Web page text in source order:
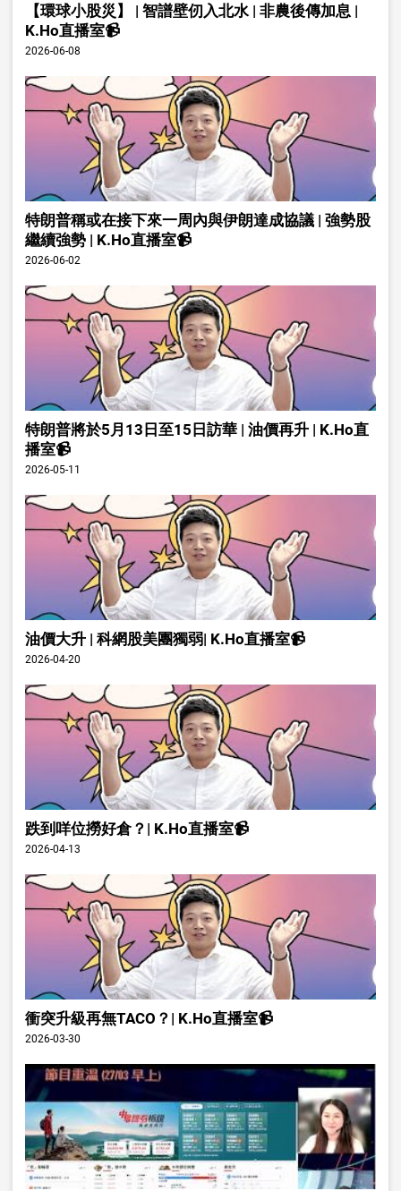
【環球小股災】 | 智譜壁仞入北水 | 非農後傳加息 |
K.Ho直播室📹
2026-06-08
特朗普稱或在接下來一周內與伊朗達成協議 | 強勢股
繼續強勢 | K.Ho直播室📹
2026-06-02
特朗普將於5月13日至15日訪華 | 油價再升 | K.Ho直
播室📹
2026-05-11
油價大升 | 科網股美團獨弱| K.Ho直播室📹
2026-04-20
跌到咩位撈好倉？| K.Ho直播室📹
2026-04-13
衝突升級再無TACO？| K.Ho直播室📹
2026-03-30